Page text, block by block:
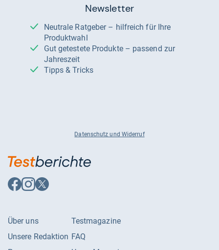
Newsletter
Neutrale Ratgeber – hilfreich für Ihre
Produktwahl
Gut getestete Produkte – passend zur
Jahreszeit
Tipps & Tricks
Datenschutz und Widerruf
Auf
Facebook
Auf
Instagram
Auf
X
Über uns
Unsere Redaktion
Testmagazine
FAQ